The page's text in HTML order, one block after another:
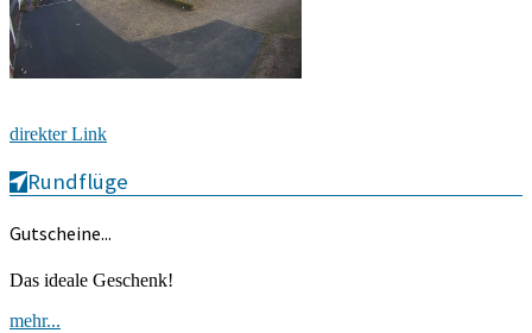
direkter Link
Rundflüge
Gutscheine...
Das ideale Geschenk!
mehr...